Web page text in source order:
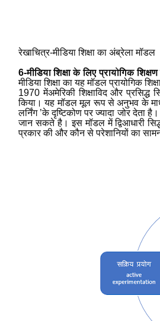
रेखाचित्र-मीडिया शिक्षा का अंब्रेला मॉडल
6-मीडिया शिक्षा के लिए प्रायोगिक
मीडिया शिक्षा का यह मॉडल प्रायोगिक
1970 मेंअमेरिकी शिक्षाविद और प्रसिद्ध
किया। यह मॉडल मूल रूप से अनुभव के
लर्निंग ’के दृष्टिकोण पर ज्यादा जोर देता
जान सकते है। इस मॉडल में द्विआधारी
प्रकार की और कौन से परेशानियों का